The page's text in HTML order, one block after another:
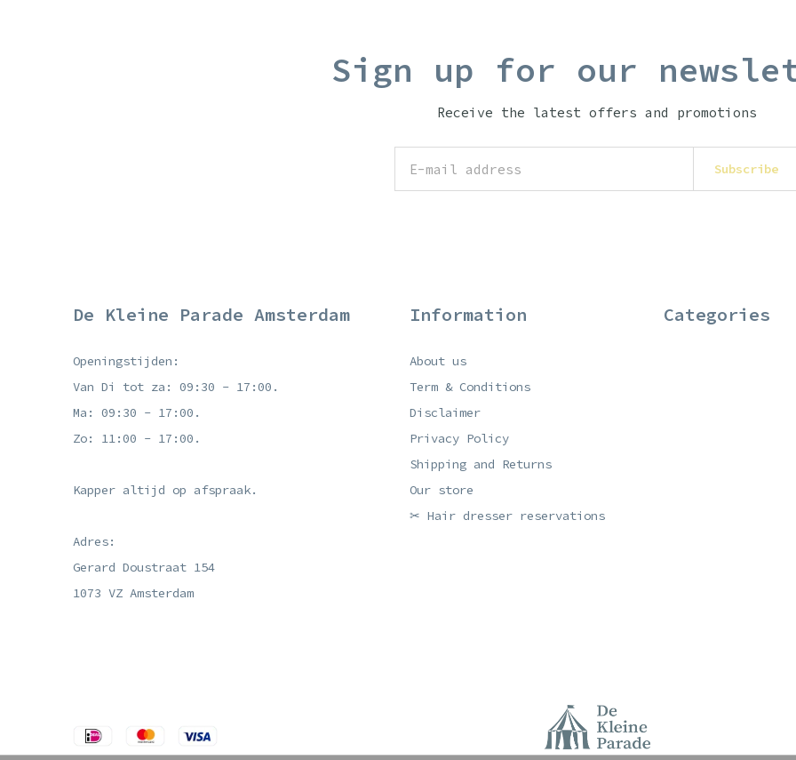
Sign up for our
Receive the latest offers and promotions
Subscribe
De Kleine Parade Amsterdam
Openingstijden:
Van Di tot za: 09:30 - 17:00.
Ma: 09:30 - 17:00.
Zo: 11:00 - 17:00.
Kapper altijd op afspraak.
Adres:
Gerard Doustraat 154
1073 VZ Amsterdam
Information
About us
Term & Conditions
Disclaimer
Privacy Policy
Shipping and Returns
Our store
✂ Hair dresser reservations
Categories